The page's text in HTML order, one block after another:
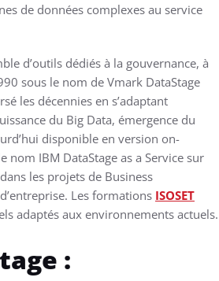
de données complexes au service
d’outils dédiés à la gouvernance, à
sous le nom de Vmark DataStage
les décennies en s’adaptant
du Big Data, émergence du
disponible en version on-
nom IBM DataStage as a Service sur
les projets de Business
Les formations ISOSET
adaptés aux environnements actuels.
: